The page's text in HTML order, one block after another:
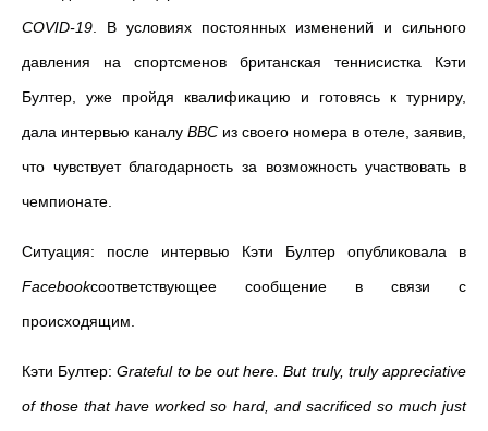
COVID-19 . В условиях постоянных изменений и сильного
давления на спортсменов британская теннисистка Кэти
Бултер, уже пройдя квалификацию и готовясь к турниру,
дала интервью каналу BBC из своего номера в отеле, заявив,
что чувствует благодарность за возможность участвовать в
чемпионате.
Ситуация: после интервью Кэти Бултер опубликовала в
Facebookсоответствующее сообщение в связи с
происходящим.
Кэти Бултер:Grateful to be out here. But truly, truly appreciative
of those that have worked so hard, and sacrificed so much just